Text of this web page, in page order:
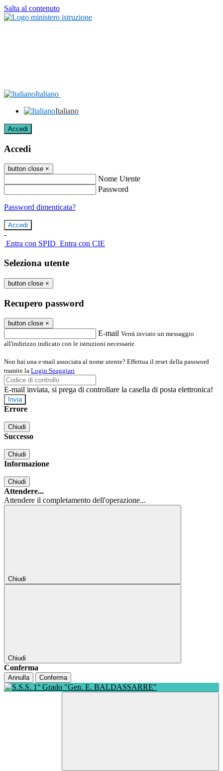
Salta al contenuto
Italiano
Italiano
Accedi
Accedi
button close ×
Nome Utente
Password
Password dimenticata?
-
Entra con SPID Entra con CIE
Seleziona utente
button close ×
Recupero password
button close ×
E-mail Verrà inviato un messaggio
all'indirizzo indicato con le istruzioni necessarie.
Non hai una e-mail associata al nome utente? Effettua il reset della password
tramite la Login Spaggiari
E-mail inviata, si prega di controllare la casella di posta elettronica!
Errore
Chiudi
Successo
Chiudi
Informazione
Chiudi
Attendere...
Attendere il completamento dell'operazione...
Chiudi
Chiudi
Conferma
Annulla Conferma